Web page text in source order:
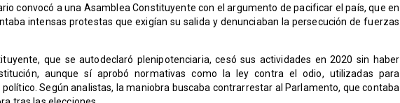
convocó a una Asamblea Constituyente con el argumento de pacificar el país, que en
intensas protestas que exigían su salida y denunciaban la persecución de fuerzas
que se autodeclaró plenipotenciaria, cesó sus actividades en 2020 sin haber
aunque sí aprobó normativas como la ley contra el odio, utilizadas para
Según analistas, la maniobra buscaba contrarrestar al Parlamento, que contaba